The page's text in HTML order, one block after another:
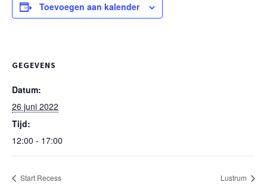
Toevoegen aan kalender
GEGEVENS
Datum:
26 juni 2022
Tijd:
12:00 - 17:00
Start Recess Lustrum